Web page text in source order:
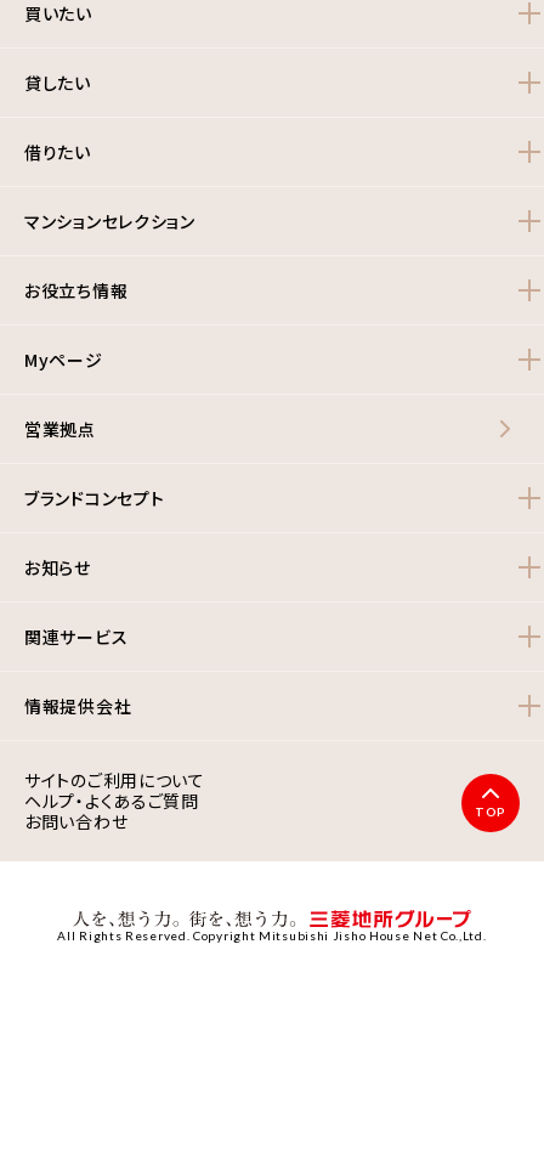
買いたい
貸したい
借りたい
マンションセレクション
お役立ち情報
Myページ
営業拠点
ブランドコンセプト
お知らせ
関連サービス
情報提供会社
サイトのご利用について
ヘルプ・よくあるご質問
お問い合わせ
TOP
All Rights Reserved. Copyright Mitsubishi Jisho House Net Co.,Ltd.